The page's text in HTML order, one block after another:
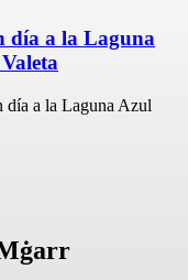
día a la Laguna
día a la Laguna Azul